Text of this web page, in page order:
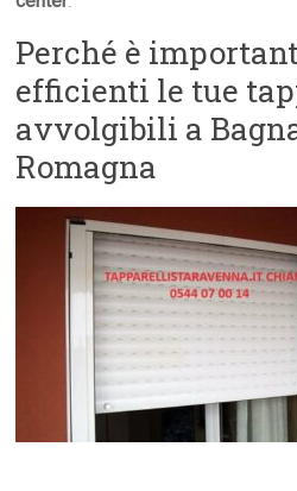
Perché è
efficienti le tue
avvolgibili a
Romagna